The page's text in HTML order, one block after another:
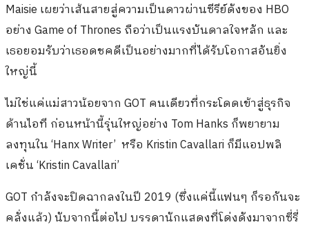
Maisie เผยว่าเส้นสายสู่ความเป็นดาวผ่านซีรีย์ดังของ HBO
อย่าง Game of Thrones ถือว่าเป็นแรงบันดาลใจหลัก และ
เธอยอมรับว่าเธอดชคดีเป็นอย่างมากที่ได้รับโอกาสอันยิ่ง
ใหญ่นี้
ไม่ใช่แค่แม่สาวน้อยจาก GOT คนเดียวที่กระโดดเข้าสู่ธุรกิจ
ด้านไอที ก่อนหน้านี้รุ่นใหญ่อย่าง Tom Hanks ก็พยายาม
ลงทุนใน ‘Hanx Writer’ หรือ Kristin Cavallari ก็มีแอปพลิ
เคชั่น ‘Kristin Cavallari’
GOT กำลังจะปิดฉากลงในปี 2019 (ซึ่งแค่นี้แฟนๆ ก็รอกันจะ
คลั่งแล้ว) นับจากนี้ต่อไป บรรดานักแสดงที่โด่งดังมาจากซี่รี่